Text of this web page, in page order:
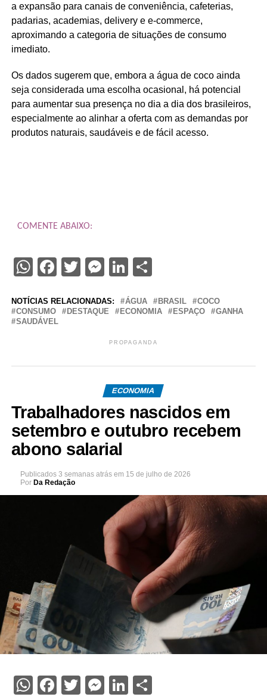
a expansão para canais de conveniência, cafeterias,
padarias, academias, delivery e e‑commerce,
aproximando a categoria de situações de consumo
imediato.
Os dados sugerem que, embora a água de coco ainda
seja considerada uma escolha ocasional, há potencial
para aumentar sua presença no dia a dia dos brasileiros,
especialmente ao alinhar a oferta com as demandas por
produtos naturais, saudáveis e de fácil acesso.
COMENTE ABAIXO:
WhatsApp
Facebook
Twitter
Messenger
LinkedIn
Share
NOTÍCIAS RELACIONADAS: ÁGUA BRASIL
COCO
CONSUMO
DESTAQUE ECONOMIA ESPAÇO
GANHA
SAUDÁVEL
PROPAGANDA
ECONOMIA
Trabalhadores nascidos em
setembro e outubro recebem
abono salarial
Publicados 3 semanas atrás em 15 de julho de 2026
Por Da Redação
WhatsApp
Facebook
TwitterMessenger
LinkedIn